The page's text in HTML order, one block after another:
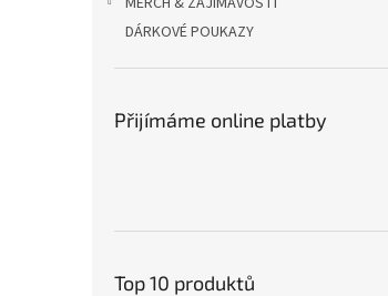
DÁRKOVÉ POUKAZY
Přijímáme online platby
Top 10 produktů